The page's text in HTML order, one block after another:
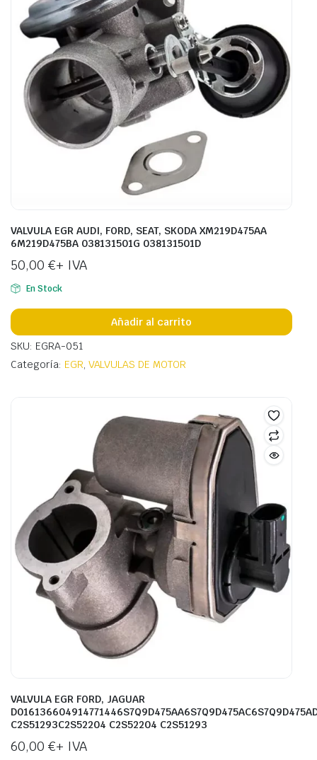
VALVULA EGR AUDI, FORD, SEAT, SKODA XM219D475AA
6M219D475BA 038131501G 038131501D
50,00 €+ IVA
En Stock
Añadir al carrito
SKU: EGRA-051
Categoría: EGR, VALVULAS DE MOTOR
VALVULA EGR FORD, JAGUAR
C2S51293C2S52204 C2S52204 C2S51293
60,00 €+ IVA